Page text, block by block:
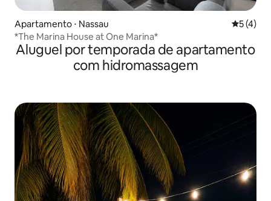
Apartamento ⋅ Nassau 5 de
5 (4)
*The Marina House at One Marina*
Aluguel por temporada de apartamento
com hidromassagem